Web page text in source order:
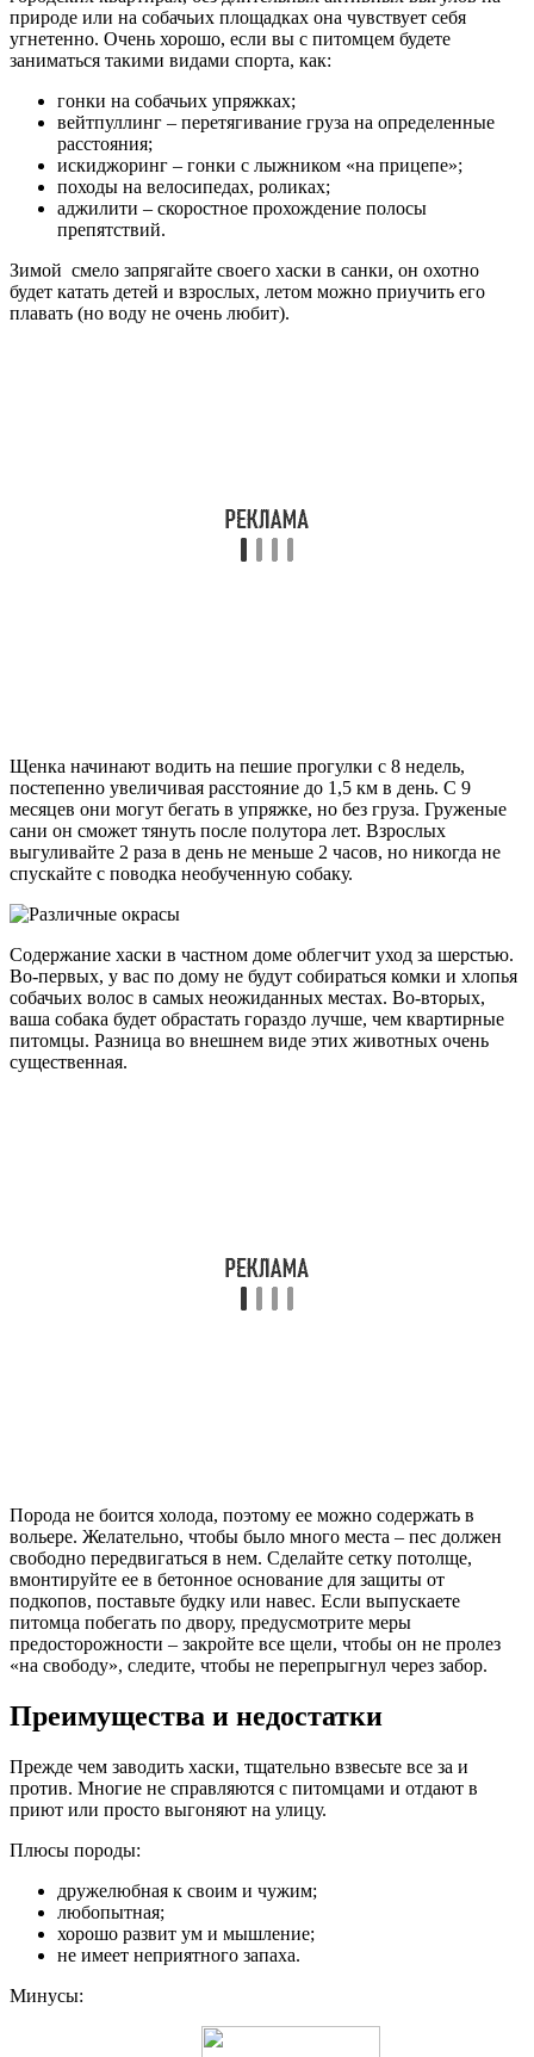
природе или на собачьих площадках она чувствует себя
угнетенно. Очень хорошо, если вы с питомцем будете
заниматься такими видами спорта, как:
гонки на собачьих упряжках;
вейтпуллинг – перетягивание груза на определенные
расстояния;
искиджоринг – гонки с лыжником «на прицепе»;
походы на велосипедах, роликах;
аджилити – скоростное прохождение полосы
препятствий.
Зимой смело запрягайте своего хаски в санки, он охотно
будет катать детей и взрослых, летом можно приучить его
плавать (но воду не очень любит).
Щенка начинают водить на пешие прогулки с 8 недель,
постепенно увеличивая расстояние до 1,5 км в день. С 9
месяцев они могут бегать в упряжке, но без груза. Груженые
сани он сможет тянуть после полутора лет. Взрослых
выгуливайте 2 раза в день не меньше 2 часов, но никогда не
спускайте с поводка необученную собаку.
Содержание хаски в частном доме облегчит уход за шерстью.
Во-первых, у вас по дому не будут собираться комки и хлопья
собачьих волос в самых неожиданных местах. Во-вторых,
ваша собака будет обрастать гораздо лучше, чем квартирные
питомцы. Разница во внешнем виде этих животных очень
существенная.
Порода не боится холода, поэтому ее можно содержать в
вольере. Желательно, чтобы было много места – пес должен
свободно передвигаться в нем. Сделайте сетку потолще,
вмонтируйте ее в бетонное основание для защиты от
подкопов, поставьте будку или навес. Если выпускаете
питомца побегать по двору, предусмотрите меры
предосторожности – закройте все щели, чтобы он не пролез
«на свободу», следите, чтобы не перепрыгнул через забор.
Преимущества и недостатки
Прежде чем заводить хаски, тщательно взвесьте все за и
против. Многие не справляются с питомцами и отдают в
приют или просто выгоняют на улицу.
Плюсы породы:
дружелюбная к своим и чужим;
любопытная;
хорошо развит ум и мышление;
не имеет неприятного запаха.
Минусы: